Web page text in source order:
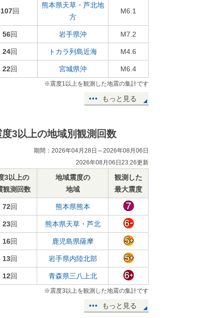
107回
熊本県天草・芦北地
方
M6.1
56回 岩手県沖 M7.2
24回 トカラ列島近海 M4.6
22回 宮城県沖 M6.4
※震度1以上を観測した地震の集計です
もっと見る
度3以上の地域別観測回数
期間：2026年04月28日～2026年08月06日
2026年08月06日23:26更新
3以上の
観測回数
地域震度の
地域
観測した
最大震度
72回 熊本県熊本
23回 熊本県天草・芦北
16回 鹿児島県薩摩
13回 岩手県内陸北部
12回 青森県三八上北
※震度3以上を観測した地震の集計です
もっと見る